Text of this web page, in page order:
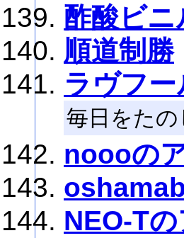
酢酸ビ
順道制勝
ラヴフ
毎日をた
noooの
NEO-T